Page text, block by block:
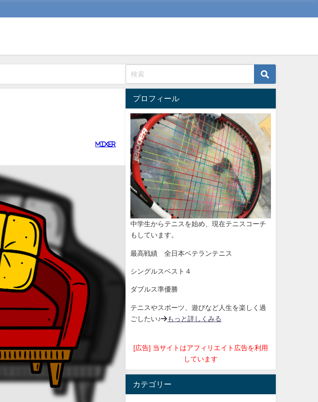
mixer
プロフィール
中学生からテニスを始め、現在テニスコーチ
もしています。
最高戦績 全日本ベテランテニス
シングルスベスト４
ダブルス準優勝
テニスやスポーツ、遊びなど人生を楽しく過
ごしたい♪→もっと詳しくみる
[広告] 当サイトはアフィリエイト広告を利用
しています
カテゴリー